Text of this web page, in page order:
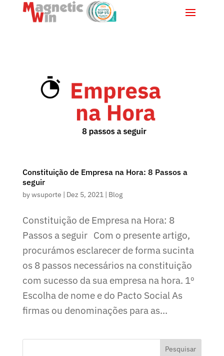
Constituição de Empresa na Hora: 8 Passos a
seguir
bywsuporte | Dez 5, 2021| Blog
Constituição de Empresa na Hora: 8
Passos a seguir Com o presente artigo,
procurámos esclarecer de forma sucinta
os 8 passos necessários na constituição
com sucesso da sua empresa na hora. 1º
Escolha de nome e do Pacto Social As
firmas ou denominações para as...